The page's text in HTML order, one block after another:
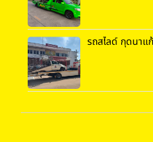
รถสไลด์ กุดนาแ